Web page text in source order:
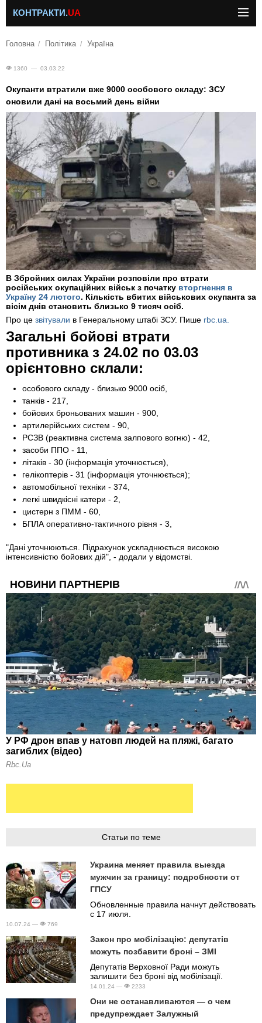
КОНТРАКТИ.UA
Головна Політика Україна
1360 — 03.03.22
Окупанти втратили вже 9000 особового складу: ЗСУ
оновили дані на восьмий день війни
В Збройних силах України розповіли про втрати
російських окупаційних військ з початку вторгнення в
Україну 24 лютого. Кількість вбитих військових окупанта за
вісім днів становить близько 9 тисяч осіб.
Про це звітували в Генеральному штабі ЗСУ. Пише rbc.ua.
Загальні бойові втрати
противника з 24.02 по 03.03
орієнтовно склали:
особового складу - близько 9000 осіб,
танків - 217,
бойових броньованих машин - 900,
артилерійських систем - 90,
РСЗВ (реактивна система залпового вогню) - 42,
засоби ППО - 11,
літаків - 30 (інформація уточнюється),
гелікоптерів - 31 (інформація уточнюється);
автомобільної техніки - 374,
легкі швидкісні катери - 2,
цистерн з ПММ - 60,
БПЛА оперативно-тактичного рівня - 3,
"Дані уточнюються. Підрахунок ускладнюється високою
інтенсивністю бойових дій", - додали у відомстві.
Статьи по теме
Украина меняет правила выезда
мужчин за границу: подробности от
ГПСУ
Обновленные правила начнут действовать
с 17 июля.
10.07.24 — 769
Закон про мобілізацію: депутатів
можуть позбавити броні – ЗМІ
Депутатів Верховної Ради можуть
залишити без броні від мобілізації.
14.01.24 — 2233
Они не останавливаются — о чем
предупреждает Залужный